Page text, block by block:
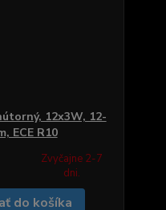
12x3W, 12-
ECE R10
Zvyčajne 2-7
dni.
do košíka